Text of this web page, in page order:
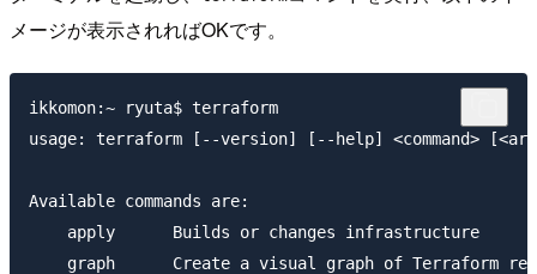
メージが表示されればOKです。
ikkomon:~ ryuta$ terraform
usage: terraform [--version] [--help] <command>
Available commands are:
    apply      Builds or changes infrastructure
graph      Create a visual graph of Terraform